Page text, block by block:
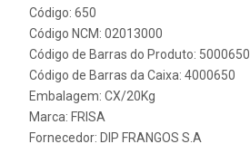
Código: 650
Código NCM: 02013000
Código de Barras do Produto: 5000650
Código de Barras da Caixa: 4000650
Embalagem: CX/20Kg
Marca: FRISA
Fornecedor: DIP FRANGOS S.A